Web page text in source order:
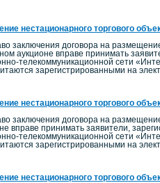
нестационарного торгового
заключения договора на
аукционе вправе принимать
телекоммуникационной сети
зарегистрированными на
нестационарного торгового
заключения договора на
вправе принимать заявители,
телекоммуникационной сети
зарегистрированными на
нестационарного торгового